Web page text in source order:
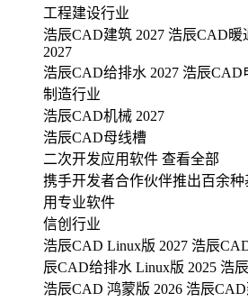
工程建设行业
浩辰CAD建筑 2027 浩辰CAD暖
2027
浩辰CAD给排水 2027 浩辰CAD
制造行业
浩辰CAD机械 2027
浩辰CAD母线槽
二次开发应用软件 查看全部
携手开发者合作伙伴推出百余
用专业软件
信创行业
浩辰CAD Linux版 2027 浩辰
辰CAD给排水 Linux版 2025 浩
浩辰CAD 鸿蒙版 2026 浩辰